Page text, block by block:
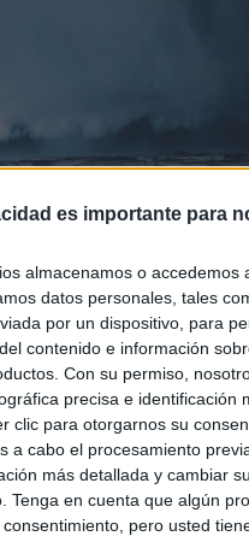
es importante para
almacenamos o
datos personales, tales
por un dispositivo, para
contenido e información
Con su permiso,
precisa e identificación
clic para otorgarnos su
a cabo el procesamiento
más detallada y cambiar
Tenga en cuenta que algún
pero usted